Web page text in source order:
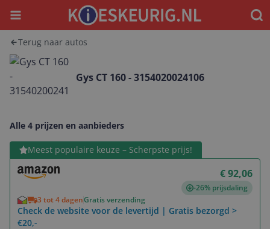
Menu
Terug naar autos
Gys CT 160 - 3154020024106
Alle 4 prijzen en aanbieders
Meest populaire keuze – Scherpste prijs!
€ 92,06
-26% prijsdaling
3 tot 4 dagenGratis verzending
Check de website voor de levertijd | Gratis bezorgd >
€20,-
Bekijk product